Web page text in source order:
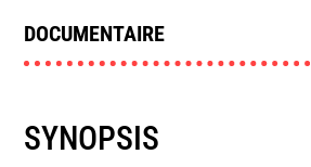
DOCUMENTAIRE
SYNOPSIS